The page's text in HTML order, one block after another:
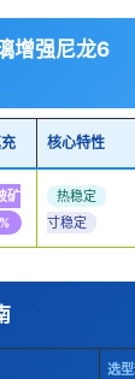
增强尼龙6
核心特性
矿
热稳定
寸稳定
选